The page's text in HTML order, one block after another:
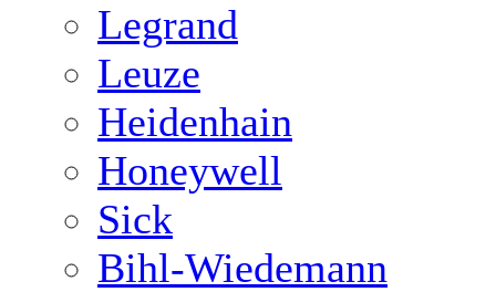
Legrand
Leuze
Heidenhain
Honeywell
Sick
Bihl-Wiedemann